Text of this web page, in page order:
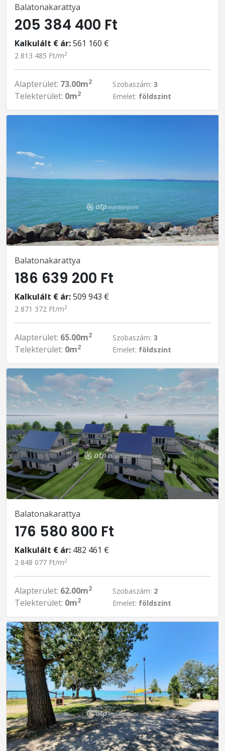
Balatonakarattya
205 384 400 Ft
Kalkulált € ár:561 160 €
2 813 485 Ft/m2
Alapterület: 73.00m2
Telekterület: 0m2
Szobaszám: 3
Emelet: földszint
Balatonakarattya
186 639 200 Ft
Kalkulált € ár:509 943 €
2 871 372 Ft/m2
Alapterület: 65.00m2
Telekterület: 0m2
Szobaszám: 3
Emelet: földszint
Balatonakarattya
176 580 800 Ft
Kalkulált € ár: 482 461 €
2 848 077 Ft/m2
Alapterület: 62.00m2
Telekterület: 0m2
Szobaszám: 2
Emelet: földszint